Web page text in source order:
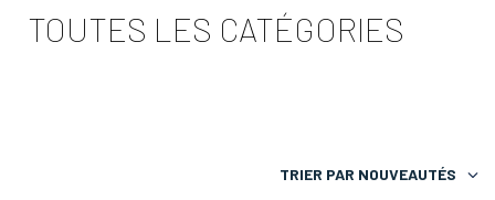
TOUTES LES CATÉGORIES
TRIER PAR NOUVEAUTÉS